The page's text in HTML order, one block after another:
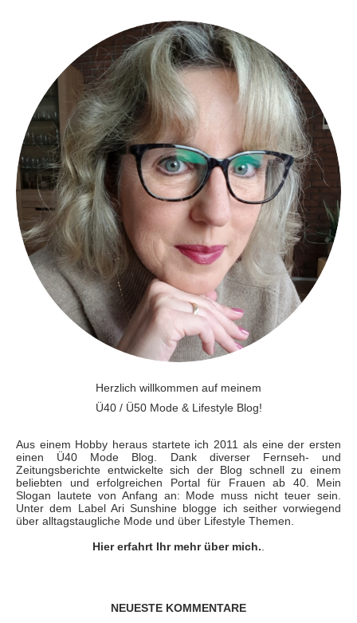
Herzlich willkommen auf meinem
Ü40 / Ü50 Mode & Lifestyle Blog!
Aus einem Hobby heraus startete ich 2011 als eine der ersten
einen Ü40 Mode Blog. Dank diverser Fernseh- und
Zeitungsberichte entwickelte sich der Blog schnell zu einem
beliebten und erfolgreichen Portal für Frauen ab 40. Mein
Slogan lautete von Anfang an: Mode muss nicht teuer sein.
Unter dem Label Ari Sunshine blogge ich seither vorwiegend
über alltagstaugliche Mode und über Lifestyle Themen.
Hier erfahrt Ihr mehr über mich.
NEUESTE KOMMENTARE